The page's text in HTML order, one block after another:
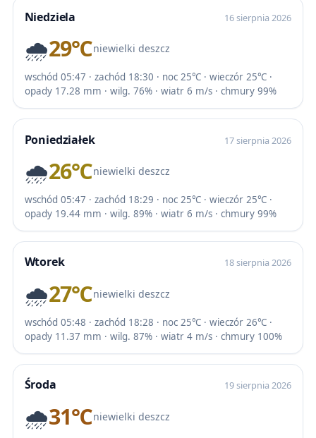
Niedziela 16 sierpnia 2026
🌧️29℃niewielki deszcz
wschód 05:47 · zachód 18:30 · noc 25℃ · wieczór 25℃ ·
opady 17.28 mm · wilg. 76% · wiatr 6 m/s · chmury 99%
Poniedziałek 17 sierpnia 2026
🌧️26℃niewielki deszcz
wschód 05:47 · zachód 18:29 · noc 25℃ · wieczór 25℃ ·
opady 19.44 mm · wilg. 89% · wiatr 6 m/s · chmury 99%
Wtorek 18 sierpnia 2026
🌧️27℃niewielki deszcz
wschód 05:48 · zachód 18:28 · noc 25℃ · wieczór 26℃ ·
opady 11.37 mm · wilg. 87% · wiatr 4 m/s · chmury 100%
Środa 19 sierpnia 2026
🌧️31℃niewielki deszcz